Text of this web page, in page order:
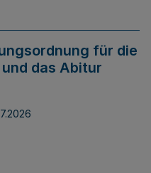
für die
das Abitur